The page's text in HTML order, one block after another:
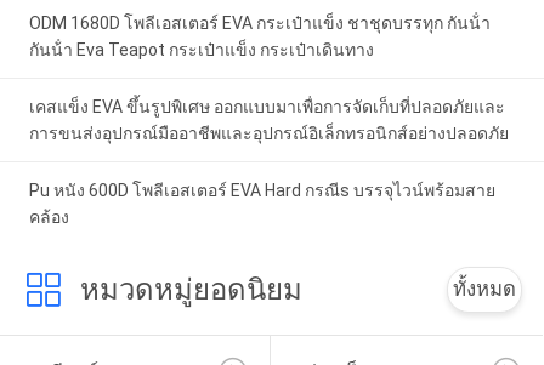
ODM 1680D โพลีเอสเตอร์ EVA กระเป๋าแข็ง ชาชุดบรรทุก กันน้ํา
กันน้ํา Eva Teapot กระเป๋าแข็ง กระเป๋าเดินทาง
เคสแข็ง EVA ขึ้นรูปพิเศษ ออกแบบมาเพื่อการจัดเก็บที่ปลอดภัยและ
การขนส่งอุปกรณ์มืออาชีพและอุปกรณ์อิเล็กทรอนิกส์อย่างปลอดภัย
Pu หนัง 600D โพลีเอสเตอร์ EVA Hard กรณีs บรรจุไวน์พร้อมสาย
คล้อง
หมวดหมู่ยอดนิยม ทั้งหมด